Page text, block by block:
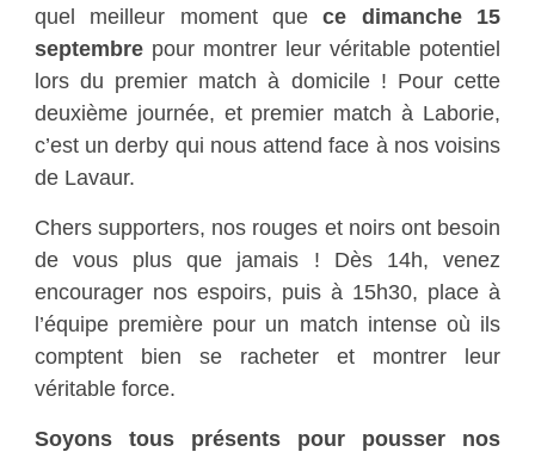
quel meilleur moment quece dimanche 15
septembrepour montrer leur véritable potentiel
lors du premier match à domicile ! Pour cette
deuxième journée, et premier match à Laborie,
c’est un derby qui nous attend face à nos voisins
de Lavaur.
Chers supporters, nos rouges et noirs ont besoin
de vous plus que jamais ! Dès 14h, venez
encourager nos espoirs, puis à 15h30, place à
l’équipe première pour un match intense où ils
comptent bien se racheter et montrer leur
véritable force.
Soyons tous présents pour pousser nos